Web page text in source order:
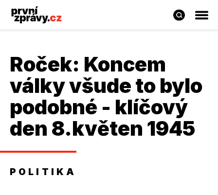
Roček: Koncem
války všude to bylo
podobné - klíčový
den 8.květen 1945
POLITIKA